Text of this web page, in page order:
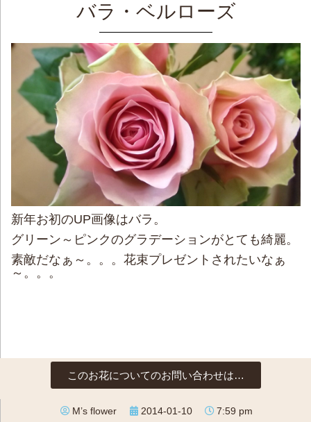
バラ・ベルローズ
新年お初のUP画像はバラ。
グリーン～ピンクのグラデーションがとても綺麗。
素敵だなぁ～。。。花束プレゼントされたいなぁ
～。。。
このお花についてのお問い合わせは…
M’s flower 2014-01-10 7:59 pm